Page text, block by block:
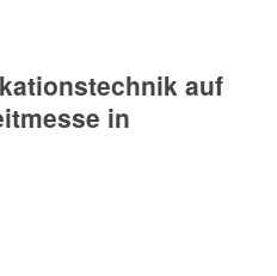
auf
in